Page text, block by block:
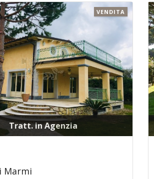
Tratt. in Agenzia
VENDITA
Marmi